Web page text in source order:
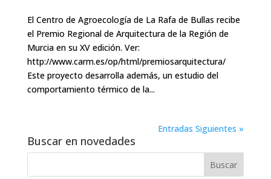
El Centro de Agroecología de La Rafa de Bullas recibe
el Premio Regional de Arquitectura de la Región de
Murcia en su XV edición. Ver:
http://www.carm.es/op/html/premiosarquitectura/
Este proyecto desarrolla además, un estudio del
comportamiento térmico de la...
Entradas Siguientes »
Buscar en novedades